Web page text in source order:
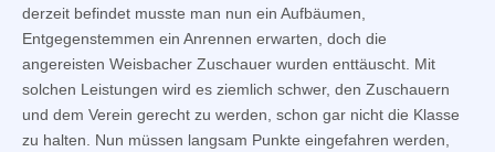
derzeit befindet musste man nun ein Aufbäumen,
Entgegenstemmen ein Anrennen erwarten, doch die
angereisten Weisbacher Zuschauer wurden enttäuscht. Mit
solchen Leistungen wird es ziemlich schwer, den Zuschauern
und dem Verein gerecht zu werden, schon gar nicht die Klasse
zu halten. Nun müssen langsam Punkte eingefahren werden,